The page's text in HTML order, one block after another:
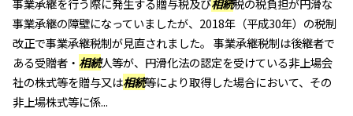
事業承継を行う際に発生する贈与税及び相続税の税負担が円滑な
事業承継の障壁になっていましたが、2018年（平成30年）の税制
改正で事業承継税制が見直されました。 事業承継税制は後継者で
ある受贈者・ 相続人等が、円滑化法の認定を受けている非上場会
社の株式等を贈与又は相続等により取得した場合において、その
非上場株式等に係...